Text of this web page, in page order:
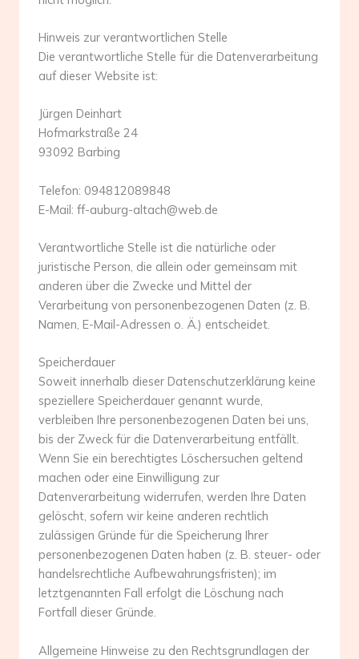
Hinweis zur verantwortlichen Stelle
Die verantwortliche Stelle für die Datenverarbeitung
auf dieser Website ist:
Jürgen Deinhart
Hofmarkstraße 24
93092 Barbing
Telefon: 094812089848
E-Mail: ff-auburg-altach@web.de
Verantwortliche Stelle ist die natürliche oder
juristische Person, die allein oder gemeinsam mit
anderen über die Zwecke und Mittel der
Verarbeitung von personenbezogenen Daten (z. B.
Namen, E-Mail-Adressen o. Ä.) entscheidet.
Speicherdauer
Soweit innerhalb dieser Datenschutzerklärung keine
speziellere Speicherdauer genannt wurde,
verbleiben Ihre personenbezogenen Daten bei uns,
bis der Zweck für die Datenverarbeitung entfällt.
Wenn Sie ein berechtigtes Löschersuchen geltend
machen oder eine Einwilligung zur
Datenverarbeitung widerrufen, werden Ihre Daten
gelöscht, sofern wir keine anderen rechtlich
zulässigen Gründe für die Speicherung Ihrer
personenbezogenen Daten haben (z. B. steuer- oder
handelsrechtliche Aufbewahrungsfristen); im
letztgenannten Fall erfolgt die Löschung nach
Fortfall dieser Gründe.
Allgemeine Hinweise zu den Rechtsgrundlagen der